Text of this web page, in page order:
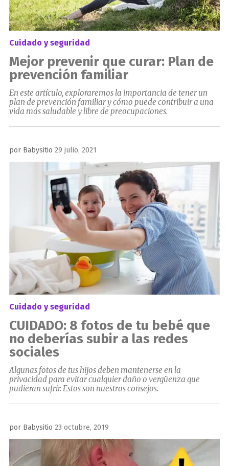
Cuidado y seguridad
Mejor prevenir que curar: Plan de
prevención familiar
En este artículo, exploraremos la importancia de tener un
plan de prevención familiar y cómo puede contribuir a una
vida más saludable y libre de preocupaciones.
por Babysitio Publicado
el
29 julio, 2021
Cuidado y seguridad
CUIDADO: 8 fotos de tu bebé que
no deberías subir a las redes
sociales
Algunas fotos de tus hijos deben mantenerse en la
privacidad para evitar cualquier daño o vergüenza que
pudieran sufrir. Estos son nuestros consejos.
por Babysitio Publicado
el
23 octubre, 2019